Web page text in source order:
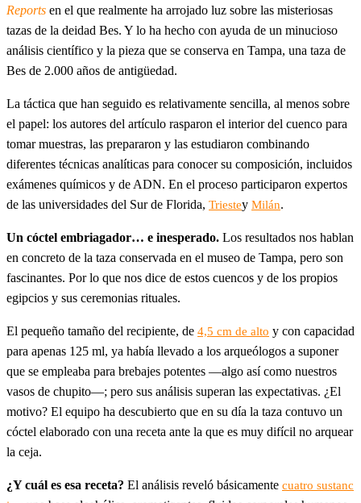
Reports en el que realmente ha arrojado luz sobre las misteriosas
tazas de la deidad Bes. Y lo ha hecho con ayuda de un minucioso
análisis científico y la pieza que se conserva en Tampa, una taza de
Bes de 2.000 años de antigüedad.
La táctica que han seguido es relativamente sencilla, al menos sobre
el papel: los autores del artículo rasparon el interior del cuenco para
tomar muestras, las prepararon y las estudiaron combinando
diferentes técnicas analíticas para conocer su composición, incluidos
exámenes químicos y de ADN. En el proceso participaron expertos
de las universidades del Sur de Florida, Triestey Milán.
Un cóctel embriagador… e inesperado. Los resultados nos hablan
en concreto de la taza conservada en el museo de Tampa, pero son
fascinantes. Por lo que nos dice de estos cuencos y de los propios
egipcios y sus ceremonias rituales.
El pequeño tamaño del recipiente, de 4,5 cm de alto y con capacidad
para apenas 125 ml, ya había llevado a los arqueólogos a suponer
que se empleaba para brebajes potentes —algo así como nuestros
vasos de chupito—; pero sus análisis superan las expectativas. ¿El
motivo? El equipo ha descubierto que en su día la taza contuvo un
cóctel elaborado con una receta ante la que es muy difícil no arquear
la ceja.
¿Y cuál es esa receta? El análisis reveló básicamente cuatro sustanc